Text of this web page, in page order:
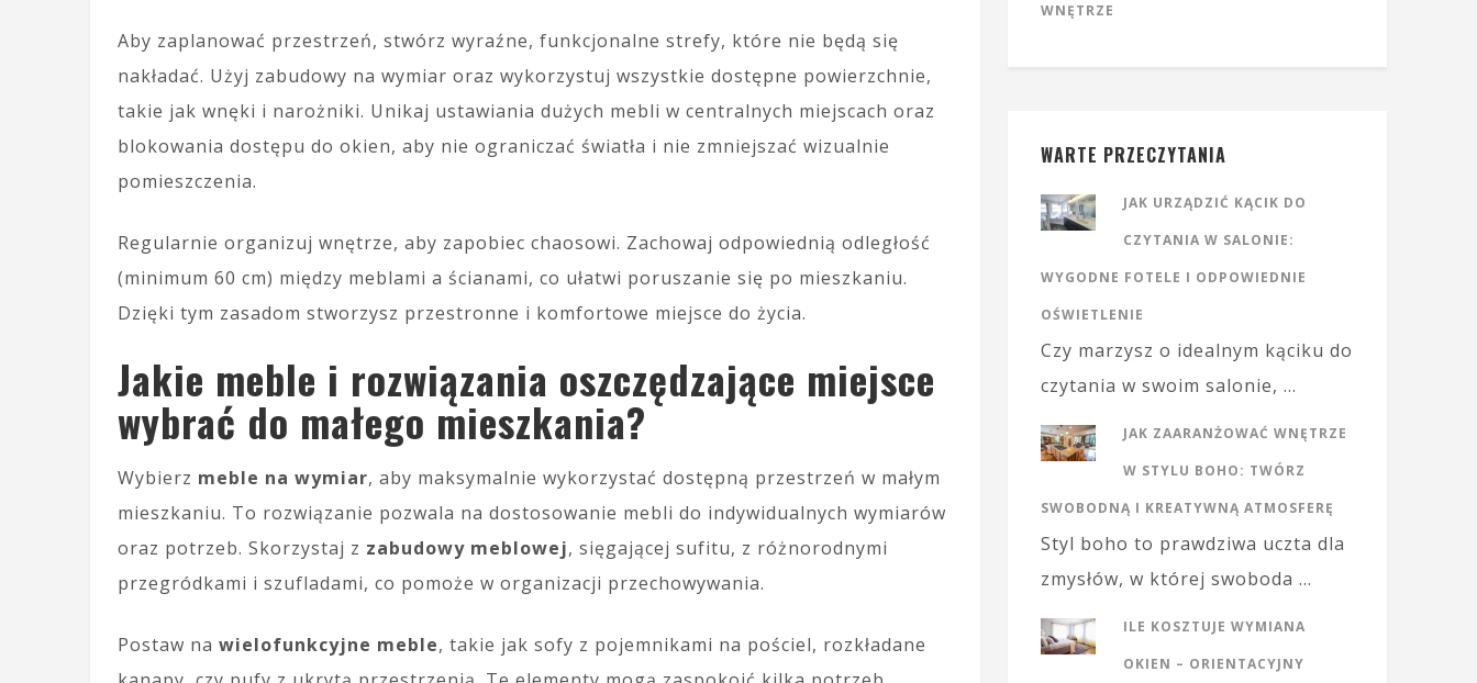
Aby zaplanować przestrzeń, stwórz wyraźne, funkcjonalne strefy, które nie będą się
nakładać. Użyj zabudowy na wymiar oraz wykorzystuj wszystkie dostępne powierzchnie,
takie jak wnęki i narożniki. Unikaj ustawiania dużych mebli w centralnych miejscach oraz
blokowania dostępu do okien, aby nie ograniczać światła i nie zmniejszać wizualnie
pomieszczenia.
Regularnie organizuj wnętrze, aby zapobiec chaosowi. Zachowaj odpowiednią odległość
(minimum 60 cm) między meblami a ścianami, co ułatwi poruszanie się po mieszkaniu.
Dzięki tym zasadom stworzysz przestronne i komfortowe miejsce do życia.
Jakie meble i rozwiązania oszczędzające miejsce
wybrać do małego mieszkania?
Wybierz meble na wymiar, aby maksymalnie wykorzystać dostępną przestrzeń w małym
mieszkaniu. To rozwiązanie pozwala na dostosowanie mebli do indywidualnych wymiarów
oraz potrzeb. Skorzystaj z zabudowy meblowej, sięgającej sufitu, z różnorodnymi
przegródkami i szufladami, co pomoże w organizacji przechowywania.
Postaw na wielofunkcyjne meble, takie jak sofy z pojemnikami na pościel, rozkładane
WNĘTRZE
WARTE PRZECZYTANIA
JAK URZĄDZIĆ KĄCIK DO
CZYTANIA W SALONIE:
WYGODNE FOTELE I ODPOWIEDNIE
OŚWIETLENIE
Czy marzysz o idealnym kąciku do
czytania w swoim salonie, …
JAK ZAARANŻOWAĆ WNĘTRZE
W STYLU BOHO: TWÓRZ
SWOBODNĄ I KREATYWNĄ ATMOSFERĘ
Styl boho to prawdziwa uczta dla
zmysłów, w której swoboda …
ILE KOSZTUJE WYMIANA
OKIEN – ORIENTACYJNY